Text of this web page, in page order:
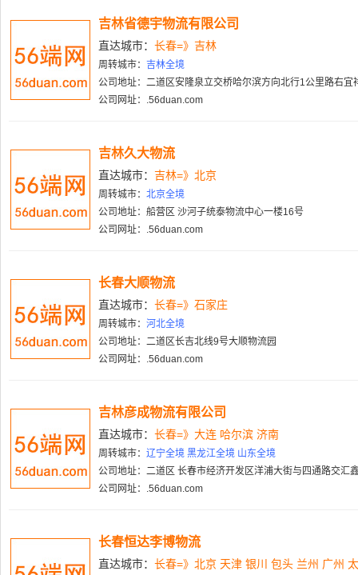
吉林省德宇物流有限公司
直达城市： 长春=》吉林
周转城市： 吉林全境
公司地址：二道区安隆泉立交桥哈尔滨方向北行1公里路右宜
公司网址：.56duan.com
吉林久大物流
直达城市： 吉林=》北京
周转城市： 北京全境
公司地址：船营区 沙河子统泰物流中心一楼16号
公司网址：.56duan.com
长春大顺物流
直达城市： 长春=》石家庄
周转城市： 河北全境
公司地址：二道区长吉北线9号大顺物流园
公司网址：.56duan.com
吉林彦成物流有限公司
直达城市： 长春=》大连 哈尔滨 济南
周转城市： 辽宁全境 黑龙江全境 山东全境
公司地址：二道区 长春市经济开发区洋浦大街与四通路交汇
公司网址：.56duan.com
长春恒达李博物流
直达城市： 长春=》北京 天津 银川 包头 兰州 广州